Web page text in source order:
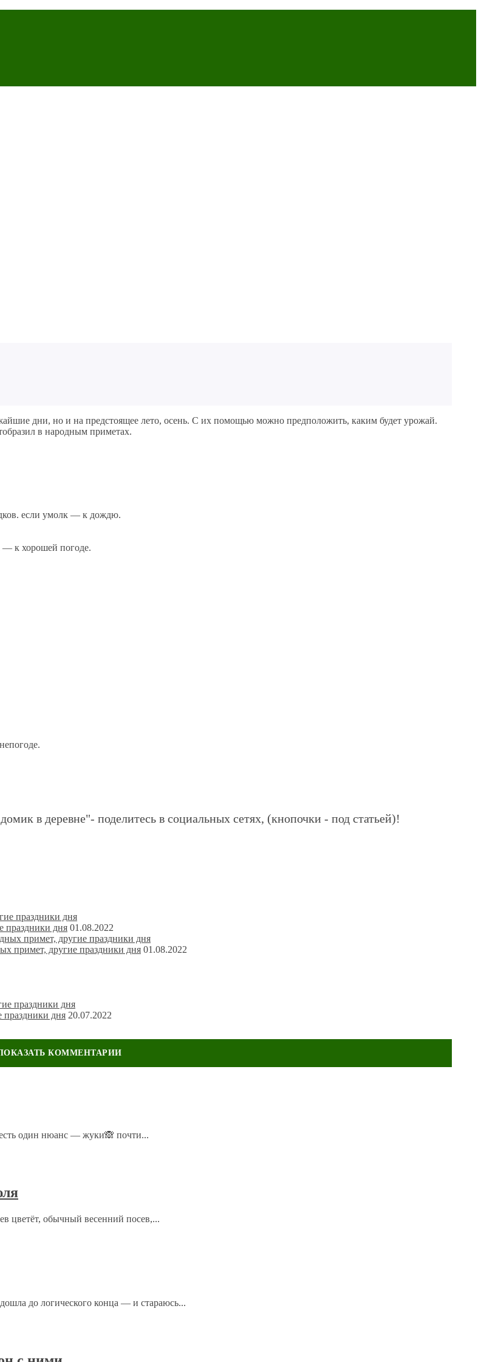
дни, но и на предстоящее лето, осень. С их помощью можно предположить, каким будет урожай.
в народным приметах.
если умолк — к дождю.
— к хорошей погоде.
в деревне"- поделитесь в социальных сетях, (кнопочки - под статьей)!
праздники дня 01.08.2022
примет, другие праздники дня 01.08.2022
праздники дня 20.07.2022
Политика конфиденциальности.
один нюанс — жуки🙈 почти...
цветёт, обычный весенний посев,...
до логического конца — и стараюсь...